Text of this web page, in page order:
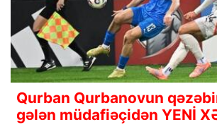
Qurban Qurbanovun
gələn müdafiəçidən YENİ